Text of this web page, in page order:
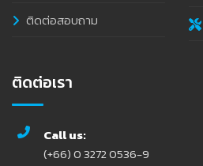
ติดต่อสอบถาม
ติดต่อเรา
Call us:
(+66) 0 3272 0536-9